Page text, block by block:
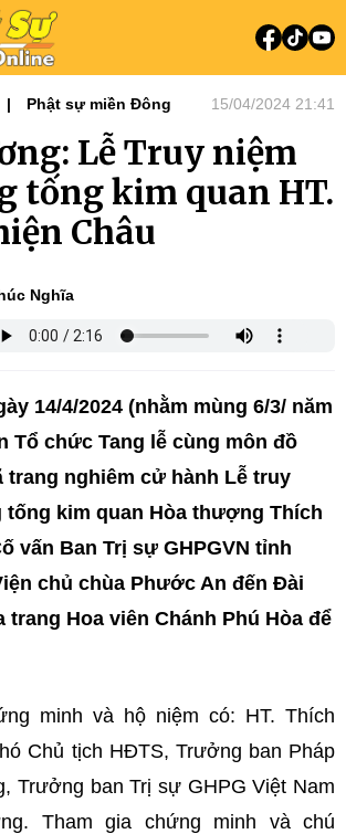
Phật sự miền Đông 15/04/2024 21:41
Lễ Truy niệm
tống kim quan HT.
Châu
Nghĩa
14/4/2024 (nhằm mùng 6/3/ năm
Tổ chức Tang lễ cùng môn đồ
trang nghiêm cử hành Lễ truy
tống kim quan Hòa thượng Thích
vấn Ban Trị sự GHPGVN tỉnh
chủ chùa Phước An đến Đài
trang Hoa viên Chánh Phú Hòa để
minh và hộ niệm có: HT. Thích
Chủ tịch HĐTS, Trưởng ban Pháp
Trưởng ban Trị sự GHPG Việt Nam
Tham gia chứng minh và chú